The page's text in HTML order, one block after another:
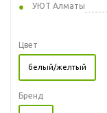
УЮТ Алматы
Цвет
белый/желтый
Бренд